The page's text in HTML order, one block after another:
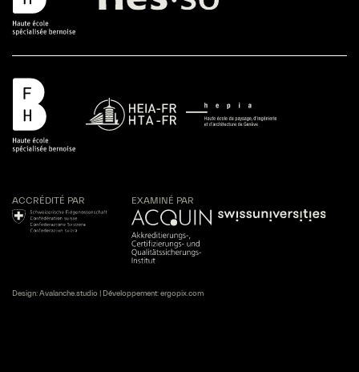
ACCRÉDITÉ PAR EXAMINÉ PAR
Design:Avalanche.studio | Développement:ergopix.com